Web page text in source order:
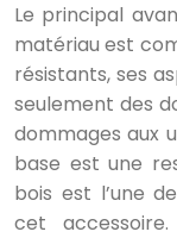
Le principal
matériau est
résistants, ses
seulement des
dommages aux
base est une
bois est l’une
cet